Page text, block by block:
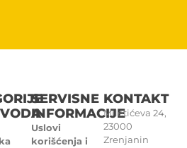
SERVISNE
INFORMACIJE
Uslovi
korišćenja i
KONTAKT
Miletićeva 24,
23000
Zrenjanin